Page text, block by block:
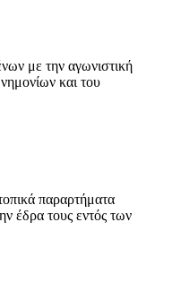
με την αγωνιστική
και του
παραρτήματα
έδρα τους εντός των